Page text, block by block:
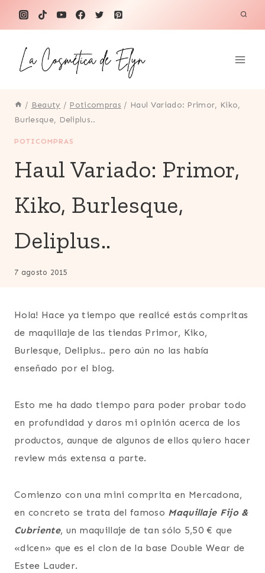
Saltar
/ Beauty / Poticompras / Haul Variado: Primor, Kiko,
Burlesque, Deliplus..
POTICOMPRAS
Haul Variado: Primor,
Kiko, Burlesque,
Deliplus..
7 agosto 2015
Hola! Hace ya tiempo que realicé estás compritas
de maquillaje de las tiendas Primor, Kiko,
Burlesque, Deliplus.. pero aún no las había
enseñado por el blog.
Esto me ha dado tiempo para poder probar todo
en profundidad y daros mi opinión acerca de los
productos, aunque de algunos de ellos quiero hacer
review más extensa a parte.
Comienzo con una mini comprita en Mercadona,
en concreto se trata del famoso Maquillaje Fijo &
Cubriente, un maquillaje de tan sólo 5,50 € que
«dicen» que es el clon de la base Double Wear de
Estee Lauder.